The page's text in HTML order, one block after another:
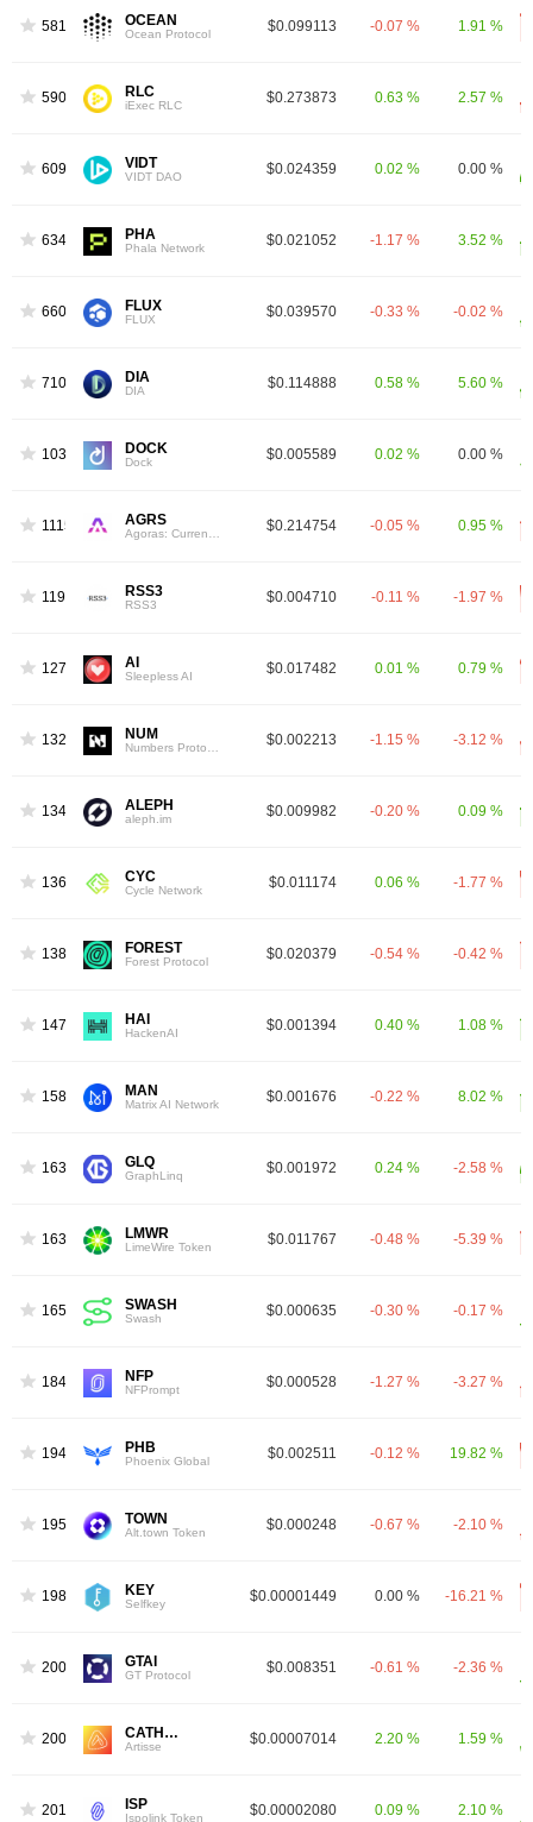
581 OCEAN
Ocean Protocol $0.099113 -0.07 % 1.91 %
590 RLC
iExec RLC $0.273873 0.63 % 2.57 %
609 VIDT
VIDT DAO $0.024359 0.02 % 0.00 %
634 PHA
Phala Network $0.021052 -1.17 % 3.52 %
660 FLUX
FLUX $0.039570 -0.33 % -0.02 %
710 DIA
DIA $0.114888 0.58 % 5.60 %
1031 DOCK
Dock $0.005589 0.02 % 0.00 %
1115 AGRS $0.214754 -0.05 % 0.95 %
1193 RSS3
RSS3 $0.004710 -0.11 % -1.97 %
1278 AI
Sleepless AI $0.017482 0.01 % 0.79 %
1320 NUM $0.002213 -1.15 % -3.12 %
1340 ALEPH
aleph.im $0.009982 -0.20 % 0.09 %
1369 CYC
Cycle Network $0.011174 0.06 % -1.77 %
1384 FOREST
Forest Protocol $0.020379 -0.54 % -0.42 %
1479 HAI
HackenAI $0.001394 0.40 % 1.08 %
1588 MAN
Matrix AI Network $0.001676 -0.22 % 8.02 %
1631 GLQ
GraphLinq $0.001972 0.24 % -2.58 %
1634 LMWR
LimeWire Token $0.011767 -0.48 % -5.39 %
1651 SWASH
Swash $0.000635 -0.30 % -0.17 %
1846 NFP
NFPrompt $0.000528 -1.27 % -3.27 %
1945 PHB
Phoenix Global $0.002511 -0.12 % 19.82 %
1952 TOWN
Alt.town Token $0.000248 -0.67 % -2.10 %
1984 KEY
Selfkey $0.00001449 0.00 % -16.21 %
2006 GTAI
GT Protocol $0.008351 -0.61 % -2.36 %
2009 CATHEON
Artisse $0.00007014 2.20 % 1.59 %
2019 ISP
Ispolink Token $0.00002080 0.09 % 2.10 %